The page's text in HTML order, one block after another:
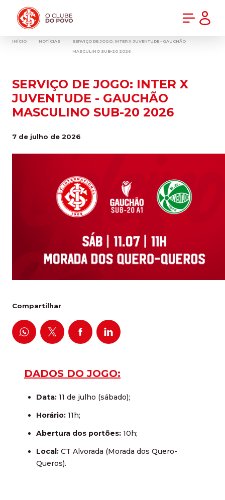
INÍCIO NOTÍCIAS
SERVIÇO DE JOGO: INTER X JUVENTUDE - GAUCHÃO
MASCULINO SUB-20 2026
SERVIÇO DE JOGO: INTER X
JUVENTUDE - GAUCHÃO
MASCULINO SUB-20 2026
7 de julho de 2026
Compartilhar
DADOS DO JOGO:
Data: 11 de julho (sábado);
Horário: 11h;
Abertura dos portões: 10h;
Local: CT Alvorada (Morada dos Quero-
Queros).